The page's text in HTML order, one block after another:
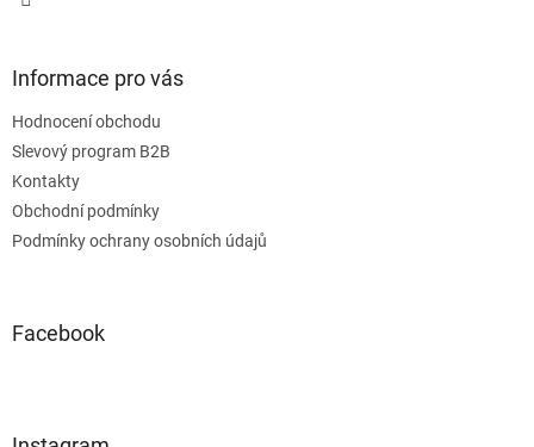
Informace pro vás
Hodnocení obchodu
Slevový program B2B
Kontakty
Obchodní podmínky
Podmínky ochrany osobních údajů
Facebook